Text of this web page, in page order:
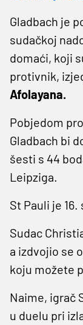
Gladbach je
sudačkoj
domaći, koji
protivnik,
Afolayana.
Pobjedom
Gladbach bi
šesti s 44
Leipziga.
St Pauli je 16.
Sudac
a izdvojio se
koju možete
Naime, igrač
u duelu pri